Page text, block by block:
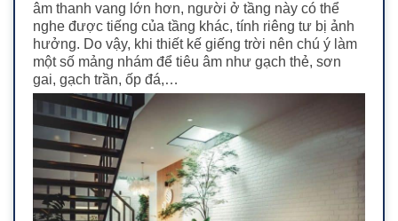
âm thanh vang lớn hơn, người ở tầng này có thể
nghe được tiếng của tầng khác, tính riêng tư bị ảnh
hưởng. Do vậy, khi thiết kế giếng trời nên chú ý làm
một số mảng nhám để tiêu âm như gạch thẻ, sơn
gai, gạch trần, ốp đá,…